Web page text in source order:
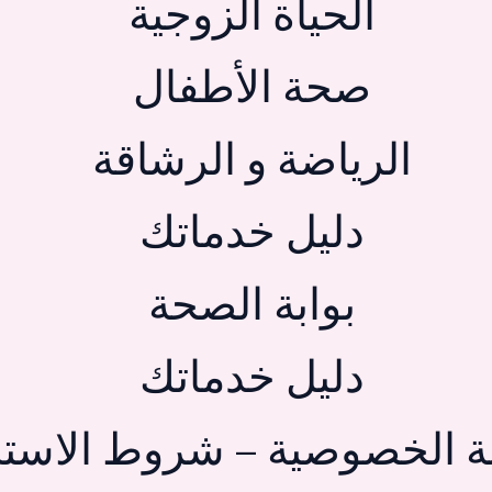
الحياة الزوجية
صحة الأطفال
الرياضة و الرشاقة
دليل خدماتك
بوابة الصحة
دليل خدماتك
الخصوصية – شروط